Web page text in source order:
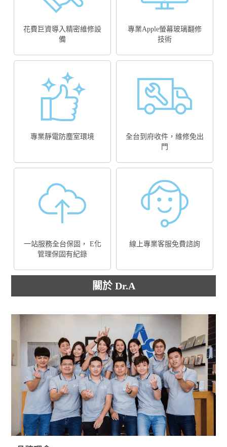
花費巨資導入精密維修設
備
專業Apple螢幕玻璃翻修
技術
專業靜電防塵室環境
全台到府收件，維修免出
門
一站服務全台保固， E化
管理保固有紀錄
線上專業客服免費諮詢
關於 Dr.A